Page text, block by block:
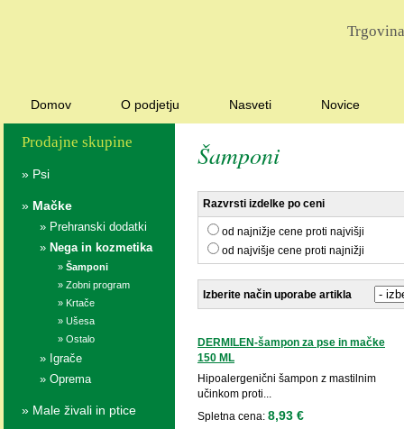
Domov O podjetju Nasveti Novice
Prodajne skupine
» Psi
» Mačke
» Prehranski dodatki
» Nega in kozmetika
» Šamponi
» Zobni program
» Krtače
» Ušesa
» Ostalo
» Igrače
» Oprema
» Male živali in ptice
Šamponi
Razvrsti izdelke po ceni
od najnižje cene proti najvišji
od najvišje cene proti najnižji
Izberite način uporabe artikla
DERMILEN-šampon za pse in mačke
150 ML
Hipoalergenični šampon z mastilnim
učinkom proti...
Spletna cena: 8,93 €